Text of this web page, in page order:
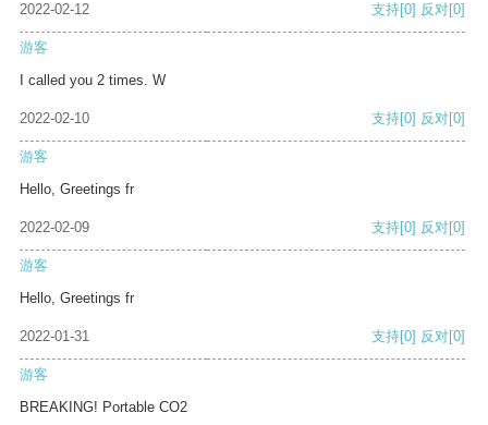
2022-02-12 支持[0] 反对[0]
游客
I called you 2 times. W
2022-02-10 支持[0] 反对[0]
游客
Hello, Greetings fr
2022-02-09 支持[0] 反对[0]
游客
Hello, Greetings fr
2022-01-31 支持[0] 反对[0]
游客
BREAKING! Portable CO2